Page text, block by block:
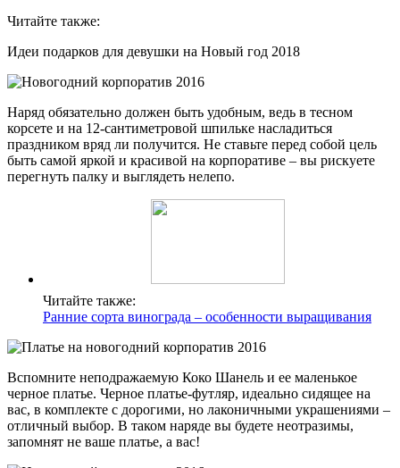
Читайте также:
Идеи подарков для девушки на Новый год 2018
Наряд обязательно должен быть удобным, ведь в тесном
корсете и на 12-сантиметровой шпильке насладиться
праздником вряд ли получится. Не ставьте перед собой цель
быть самой яркой и красивой на корпоративе – вы рискуете
перегнуть палку и выглядеть нелепо.
Читайте также:
Ранние сорта винограда – особенности выращивания
Вспомните неподражаемую Коко Шанель и ее маленькое
черное платье. Черное платье-футляр, идеально сидящее на
вас, в комплекте с дорогими, но лаконичными украшениями –
отличный выбор. В таком наряде вы будете неотразимы,
запомнят не ваше платье, а вас!